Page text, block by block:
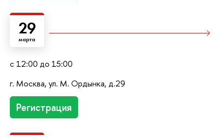
29
марта
с 12:00 до 15:00
г. Москва, ул. М. Ордынка, д.29
Регистрация